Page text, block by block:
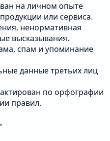
на личном опыте
или сервиса.
ненормативная
высказывания.
спам и упоминание
данные третьих лиц
по орфографии
правил.